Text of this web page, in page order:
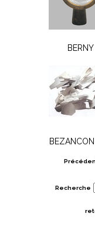
BERNY
Recherche